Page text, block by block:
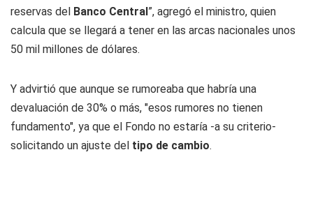
reservas del Banco Central”, agregó el ministro, quien
calcula que se llegará a tener en las arcas nacionales unos
50 mil millones de dólares.
Y advirtió que aunque se rumoreaba que habría una
devaluación de 30% o más, "esos rumores no tienen
fundamento", ya que el Fondo no estaría -a su criterio-
solicitando un ajuste del tipo de cambio.